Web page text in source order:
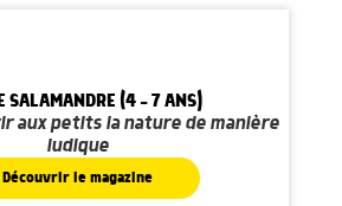
SALAMANDRE (4 - 7 ANS)
aux petits la nature de manière
ludique
Découvrir le magazine